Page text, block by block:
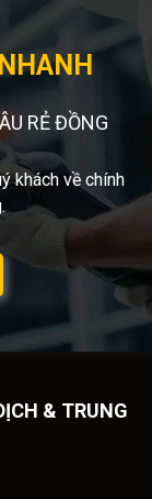
RẺ ĐỒNG
khách về chính
& TRUNG